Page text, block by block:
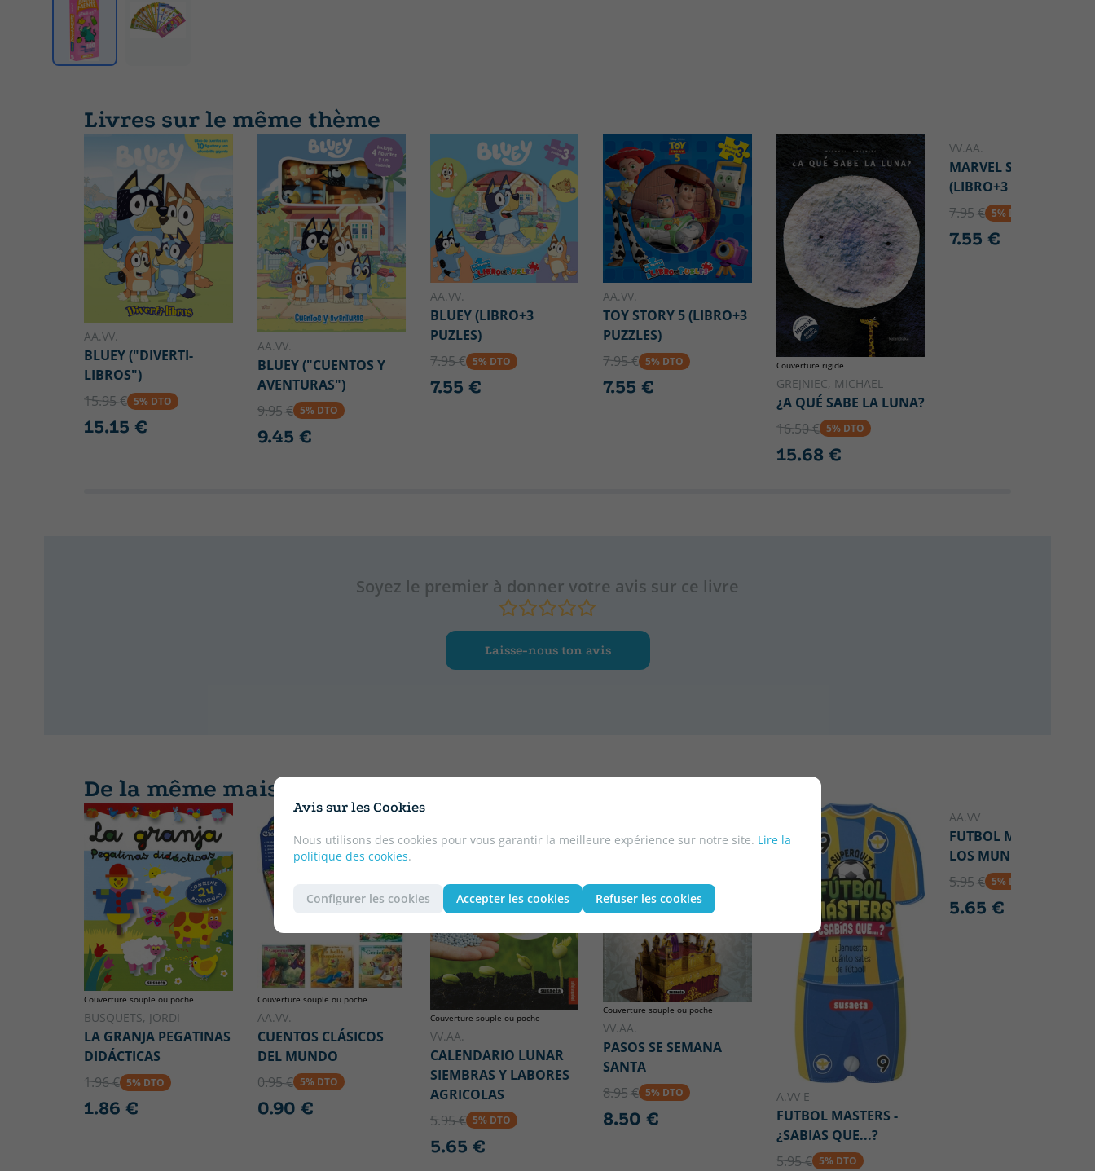
Avis sur les Cookies
Nous utilisons des cookies pour vous garantir la meilleure expérience sur notre site. Lire la
politique des cookies.
Configurer les cookies Accepter les cookies Refuser les cookies
Livres sur le même thème
AA.VV.
BLUEY ("DIVERTI-
LIBROS")
15.95 € 5% DTO
15.15 €
AA.VV.
BLUEY ("CUENTOS Y
AVENTURAS")
9.95 € 5% DTO
9.45 €
AA.VV.
BLUEY (LIBRO+3
PUZLES)
7.95 € 5% DTO
7.55 €
AA.VV.
TOY STORY 5 (LIBRO+3
PUZZLES)
7.95 € 5% DTO
7.55 €
Couverture rigide
GREJNIEC, MICHAEL
¿A QUÉ SABE LA LUNA?
16.50 € 5% DTO
15.68 €
VV.AA.
MARVEL SPIDEY
(LIBRO+3 PUZZLES)
7.95 € 5% DTO
7.55 €
Soyez le premier à donner votre avis sur ce livre
Laisse-nous ton avis
De la même maison d'édition
Couverture souple ou poche
BUSQUETS, JORDI
LA GRANJA PEGATINAS
DIDÁCTICAS
1.96 € 5% DTO
1.86 €
Couverture souple ou poche
AA.VV.
CUENTOS CLÁSICOS
DEL MUNDO
0.95 € 5% DTO
0.90 €
Couverture souple ou poche
VV.AA.
CALENDARIO LUNAR
SIEMBRAS Y LABORES
AGRICOLAS
5.95 € 5% DTO
5.65 €
Couverture souple ou poche
VV.AA.
PASOS SE SEMANA
SANTA
8.95 € 5% DTO
8.50 €
A.VV E
FUTBOL MASTERS -
¿SABIAS QUE...?
5.95 € 5% DTO
AA.VV
FUTBOL MASTERS -
LOS MUNDIALES
5.95 € 5% DTO
5.65 €